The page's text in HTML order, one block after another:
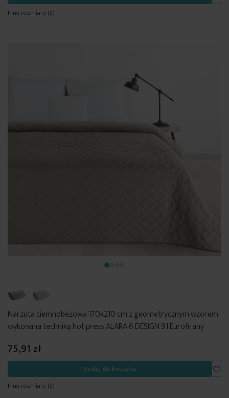
Inne rozmiary(3)
Narzuta ciemnobeżowa 170x210 cm z geometrycznym wzorem
wykonana techniką hot press ALARA 6 DESIGN 91 Eurofirany
75,91 zł
Dodaj do koszyka
Inne rozmiary(3)